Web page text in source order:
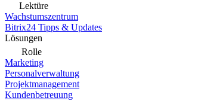
Lektüre
Wachstumszentrum
Bitrix24 Tipps & Updates
Lösungen
Rolle
Marketing
Personalverwaltung
Projektmanagement
Kundenbetreuung